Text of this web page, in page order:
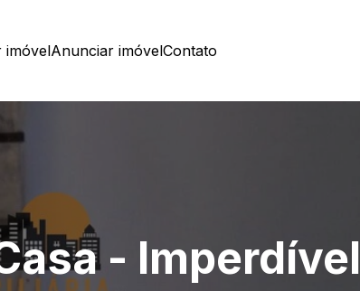
imóvelAnunciar imóvelContato
- Imperdível